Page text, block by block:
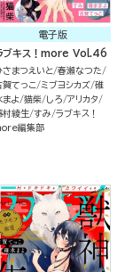
電子版
ブキス！more Vol.46
さまつえいと 春瀬なつた
賀てっこ
ミブヨシカズ 碓
まよ
猫柴 しろ アリカタ
村綾生 すみ ラブキス！
編集部